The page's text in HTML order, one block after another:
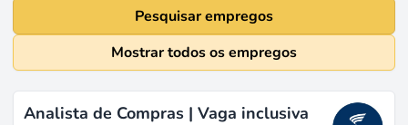
Pesquisar empregos
Mostrar todos os empregos
Analista de Compras | Vaga inclusiva